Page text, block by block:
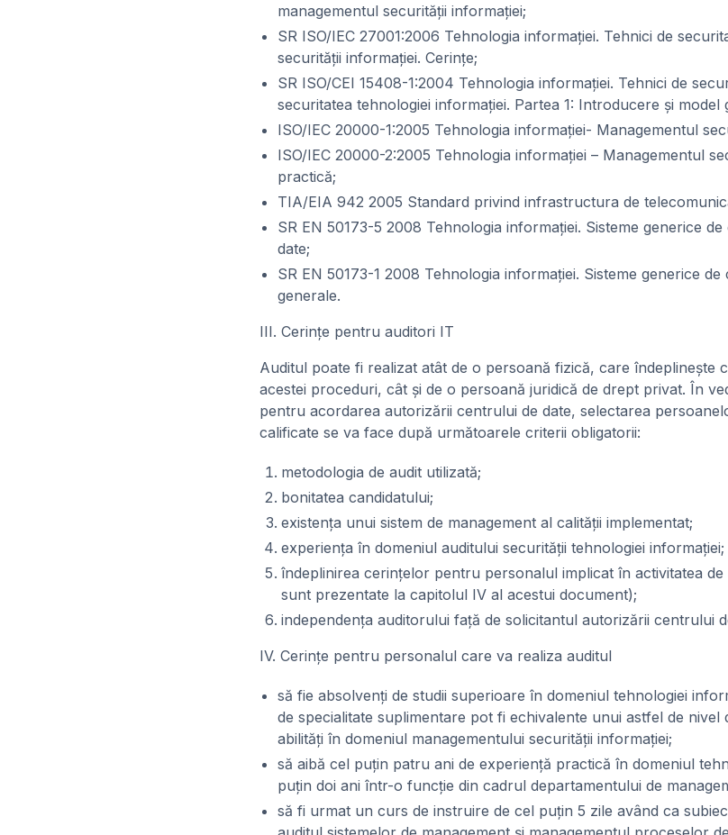
managementul securităţii informaţiei;
SR ISO/IEC 27001:2006 Tehnologia informaţiei. Tehnici de
securităţii informaţiei. Cerinţe;
SR ISO/CEI 15408-1:2004 Tehnologia informaţiei. Tehnici de
securitatea tehnologiei informaţiei. Partea 1: Introducere şi model
ISO/IEC 20000-1:2005 Tehnologia informaţiei- Managementul
ISO/IEC 20000-2:2005 Tehnologia informaţiei – Managementul
practică;
TIA/EIA 942 2005 Standard privind infrastructura de
SR EN 50173-5 2008 Tehnologia informaţiei. Sisteme generice
date;
SR EN 50173-1 2008 Tehnologia informaţiei. Sisteme generice de
generale.
III. Cerinţe pentru auditori IT
Auditul poate fi realizat atât de o persoană fizică, care îndeplineşte
acestei proceduri, cât şi de o persoană juridică de drept privat. În
pentru acordarea autorizării centrului de date, selectarea
calificate se va face după următoarele criterii obligatorii:
metodologia de audit utilizată;
bonitatea candidatului;
existenţa unui sistem de management al calităţii implementat;
experienţa în domeniul auditului securităţii tehnologiei informaţiei;
îndeplinirea cerinţelor pentru personalul implicat în activitatea
sunt prezentate la capitolul IV al acestui document);
independenţa auditorului faţă de solicitantul autorizării centrului
IV. Cerinţe pentru personalul care va realiza auditul
să fie absolvenţi de studii superioare în domeniul tehnologiei
de specialitate suplimentare pot fi echivalente unui astfel de nivel
abilităţi în domeniul managementului securităţii informaţiei;
să aibă cel puţin patru ani de experienţă practică în domeniul
puţin doi ani într-o funcţie din cadrul departamentului de
să fi urmat un curs de instruire de cel puţin 5 zile având ca